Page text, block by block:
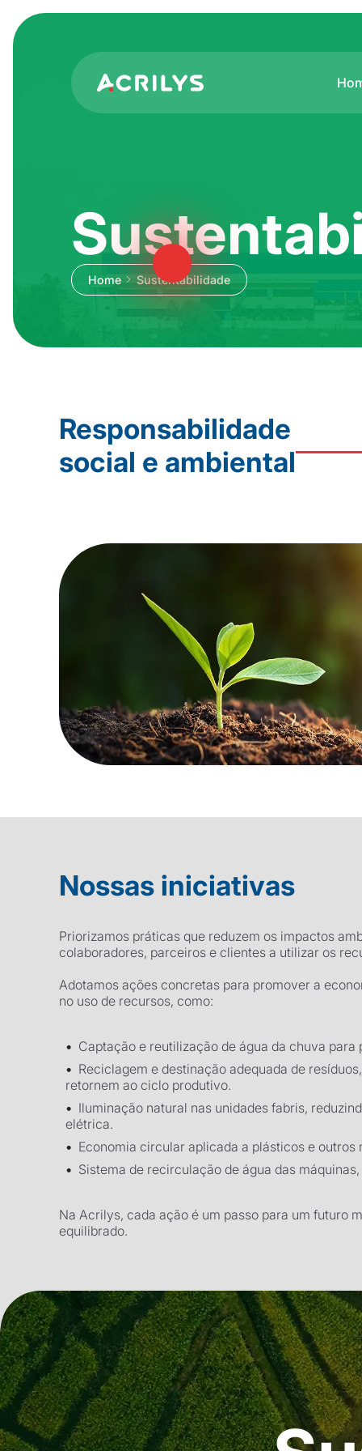
Home Sustentabilidade
Responsabilidade
social e ambiental
Nossas iniciativas
Priorizamos práticas que reduzem os impactos
colaboradores, parceiros e clientes a utilizar os
Adotamos ações concretas para promover a
no uso de recursos, como:
Captação e reutilização de água da chuva para
Reciclagem e destinação adequada de
retornem ao ciclo produtivo.
‍Iluminação natural nas unidades fabris,
elétrica.
Economia circular aplicada a plásticos e outros
Sistema de recirculação de água das
Na Acrilys, cada ação é um passo para um futuro
equilibrado.